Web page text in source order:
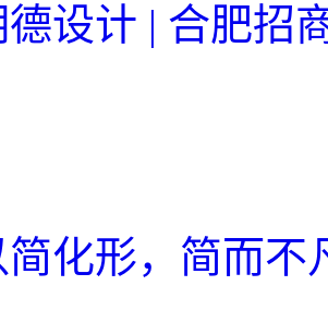
德设计 | 合肥招
简化形，简而不